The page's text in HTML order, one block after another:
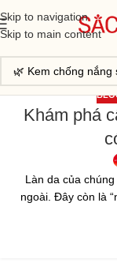
Skip to navigation
Skip to main content
22Khám phá
Làn da của
ngoài. Đây còn là